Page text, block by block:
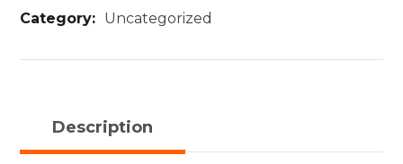
Category: Uncategorized
Description